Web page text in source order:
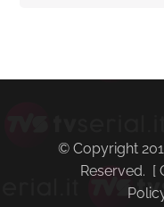
primaria
© Copyright
Reserved. [